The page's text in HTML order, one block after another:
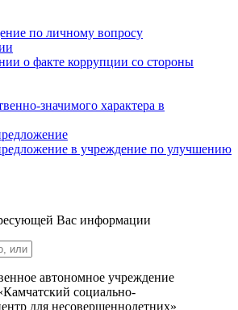
по личному вопросу
о факте коррупции со стороны
значимого характера в
в учреждение по улучшению
Вас информации